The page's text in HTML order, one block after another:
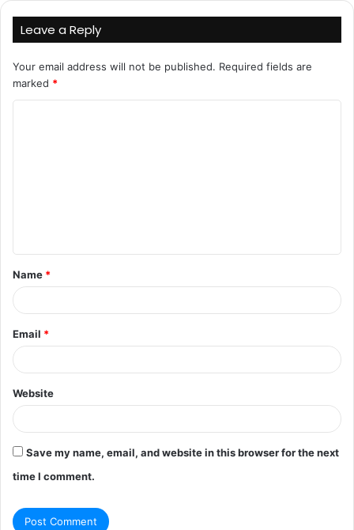
Leave a Reply
Your email address will not be published. Required fields are
marked *
t
*
Name *
Email *
Website
Save my name, email, and website in this browser for the next
time I comment.